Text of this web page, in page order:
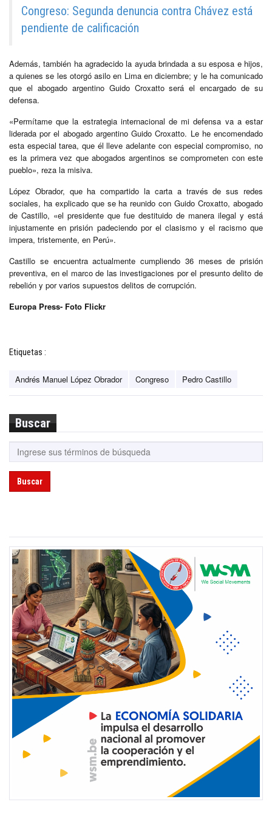
Congreso: Segunda denuncia contra Chávez está
pendiente de calificación
Además, también ha agradecido la ayuda brindada a su esposa e hijos,
a quienes se les otorgó asilo en Lima en diciembre; y le ha comunicado
que el abogado argentino Guido Croxatto será el encargado de su
defensa.
«Permítame que la estrategia internacional de mi defensa va a estar
liderada por el abogado argentino Guido Croxatto. Le he encomendado
esta especial tarea, que él lleve adelante con especial compromiso, no
es la primera vez que abogados argentinos se comprometen con este
pueblo», reza la misiva.
López Obrador, que ha compartido la carta a través de sus redes
sociales, ha explicado que se ha reunido con Guido Croxatto, abogado
de Castillo, «el presidente que fue destituido de manera ilegal y está
injustamente en prisión padeciendo por el clasismo y el racismo que
impera, tristemente, en Perú».
Castillo se encuentra actualmente cumpliendo 36 meses de prisión
preventiva, en el marco de las investigaciones por el presunto delito de
rebelión y por varios supuestos delitos de corrupción.
Europa Press- Foto Flickr
Etiquetas :
Andrés Manuel López Obrador Congreso Pedro Castillo
Buscar
Buscar